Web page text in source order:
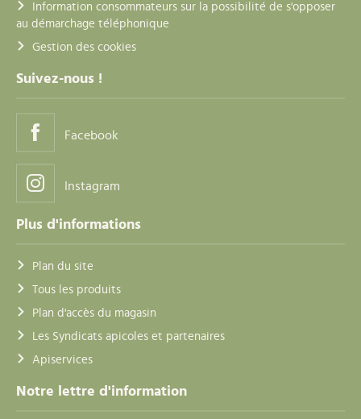
Information consommateurs sur la possibilité de s'opposer
au démarchage téléphonique
Gestion des cookies
Suivez-nous !
Facebook
Instagram
Plus d'informations
Plan du site
Tous les produits
Plan d'accès du magasin
Les Syndicats apicoles et partenaires
Apiservices
Notre lettre d'information